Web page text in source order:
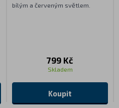
bílým a červeným světlem.
799 Kč
Skladem
Koupit